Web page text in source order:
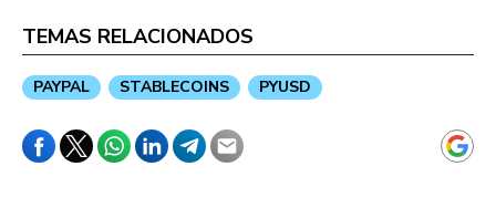
TEMAS RELACIONADOS
PAYPAL STABLECOINS PYUSD